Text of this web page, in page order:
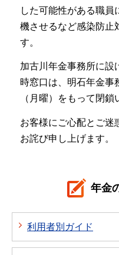
した可能性がある職員
機させるなど感染防止
す。
加古川年金事務所に設
時窓口は、明石年金事
（月曜）をもって閉鎖
お客様にご心配とご迷
お詫び申し上げます。
年金
利用者別ガイド